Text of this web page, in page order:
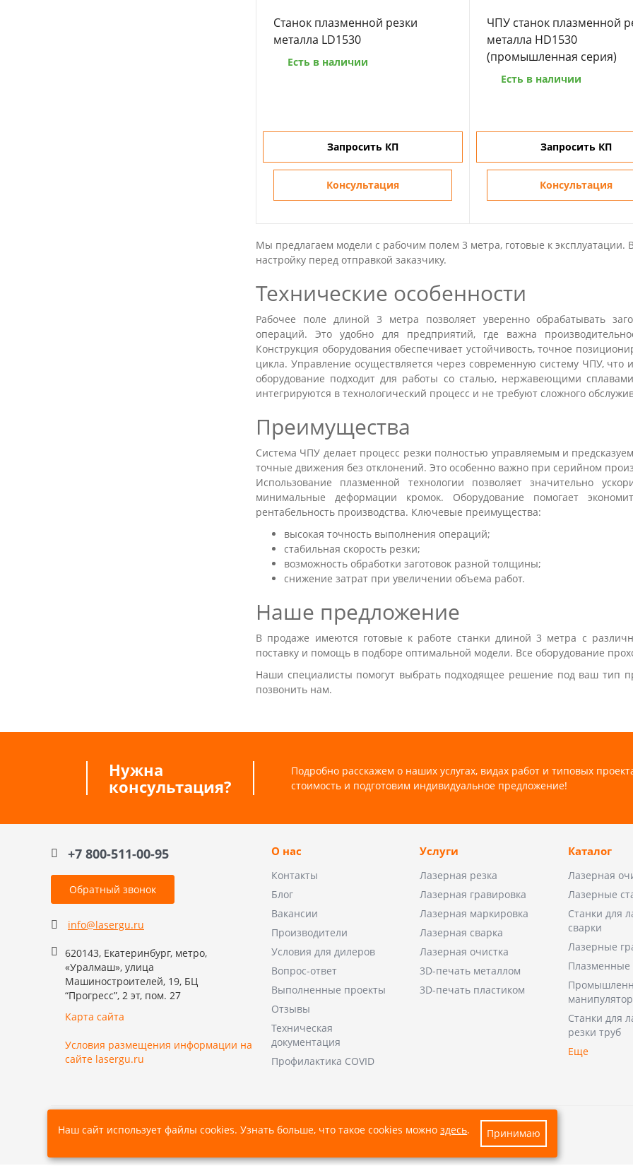
Станок плазменной резки
металла LD1530
Есть в наличии
Запросить КП
Консультация
ЧПУ станок плазменной
металла HD1530
(промышленная серия)
Есть в наличии
Запросить КП
Консультация
Мы предлагаем модели с рабочим полем 3 метра, готовые к эксплуатации.
настройку перед отправкой заказчику.
Технические особенности
Рабочее поле длиной 3 метра позволяет уверенно обрабатывать
операций. Это удобно для предприятий, где важна
Конструкция оборудования обеспечивает устойчивость, точное
цикла. Управление осуществляется через современную систему ЧПУ,
оборудование подходит для работы со сталью, нержавеющими
интегрируются в технологический процесс и не требуют сложного
Преимущества
Система ЧПУ делает процесс резки полностью управляемым и
точные движения без отклонений. Это особенно важно при серийном
Использование плазменной технологии позволяет значительно
минимальные деформации кромок. Оборудование помогает
рентабельность производства. Ключевые преимущества:
высокая точность выполнения операций;
стабильная скорость резки;
возможность обработки заготовок разной толщины;
снижение затрат при увеличении объема работ.
Наше предложение
В продаже имеются готовые к работе станки длиной 3 метра с
поставку и помощь в подборе оптимальной модели. Все оборудование
Наши специалисты помогут выбрать подходящее решение под ваш тип
позвонить нам.
Нужна
консультация?
Подробно расскажем о наших услугах, видах работ и типовых
стоимость и подготовим индивидуальное предложение!
+7 800-511-00-95
Обратный звонок
info@lasergu.ru
620143, Екатеринбург, метро,
«Уралмаш», улица
Машиностроителей, 19, БЦ
“Прогресс”, 2 эт, пом. 27
Карта сайта
Условия размещения информации на
сайте lasergu.ru
О нас
Контакты
Блог
Вакансии
Производители
Условия для дилеров
Вопрос-ответ
Выполненные проекты
Отзывы
Техническая
документация
Профилактика COVID
Услуги
Лазерная резка
Лазерная гравировка
Лазерная маркировка
Лазерная сварка
Лазерная очистка
3D-печать металлом
3D-печать пластиком
Каталог
Лазерная
Лазерные
Станки для
сварки
Лазерные
Плазменные
Станки для
резки труб
Еще
© 2026, Все права защищены
Наш сайт использует файлы cookies. Узнать больше, что такое cookies можноздесь. Принимаю